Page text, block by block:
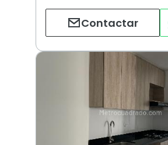
Contactar